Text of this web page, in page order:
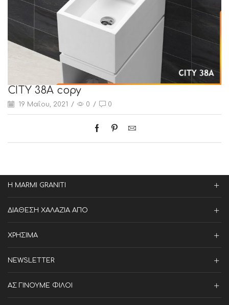
CITY 38A copy
19 Μαΐου, 2021 / 0 / 0
Η MARMI GRANITI
ΔΙΑΘΕΣΗ ΧΑΛΑΖΙΑ ΑΠΟ
ΧΡΗΣΙΜΑ
NEWSLETTER
ΑΣ ΓΙΝΟΥΜΕ ΦΙΛΟΙ